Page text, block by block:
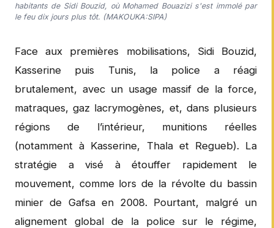
habitants de Sidi Bouzid, où Mohamed Bouazizi s'est immolé par
le feu dix jours plus tôt. (MAKOUKA:SIPA)
Face aux premières mobilisations, Sidi Bouzid,
Kasserine puis Tunis, la police a réagi
brutalement, avec un usage massif de la force,
matraques, gaz lacrymogènes, et, dans plusieurs
régions de l’intérieur, munitions réelles
(notamment à Kasserine, Thala et Regueb). La
stratégie a visé à étouffer rapidement le
mouvement, comme lors de la révolte du bassin
minier de Gafsa en 2008. Pourtant, malgré un
alignement global de la police sur le régime,